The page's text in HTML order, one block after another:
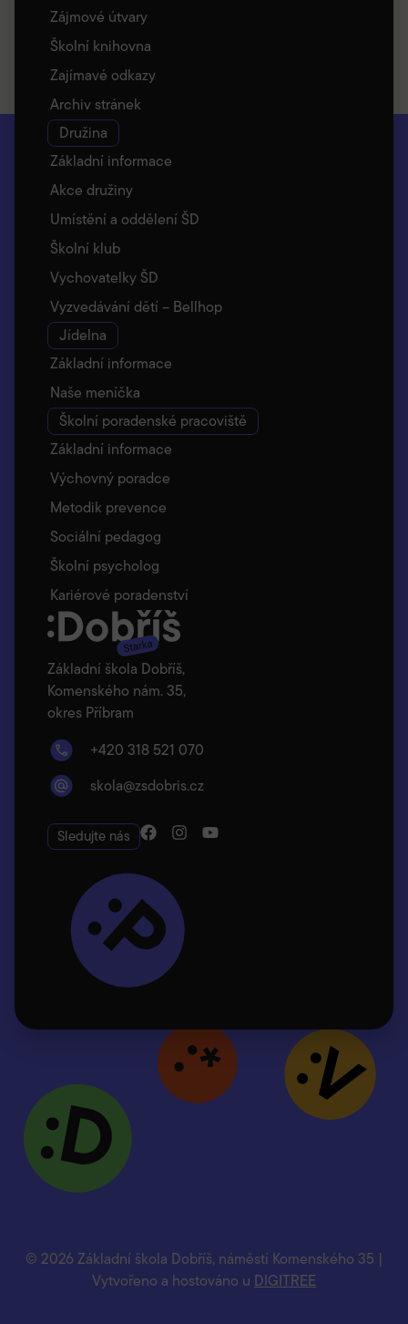
Základní škola Dobříš,
Komenského nám. 35,
okres Příbram
+420 318 521 070
skola@zsdobris.cz
Sledujte nás
Zájmové útvary
Školní knihovna
Zajímavé odkazy
Archiv stránek
Družina
Základní informace
Akce družiny
Umístění a oddělení ŠD
Školní klub
Vychovatelky ŠD
Vyzvedávání dětí – Bellhop
Jídelna
Základní informace
Naše meníčka
Školní poradenské pracoviště
Základní informace
Výchovný poradce
Metodik prevence
Sociální pedagog
Školní psycholog
Kariérové poradenství
© 2026 Základní škola Dobříš, náměstí Komenského 35 |
Vytvořeno a hostováno u DIGITREE